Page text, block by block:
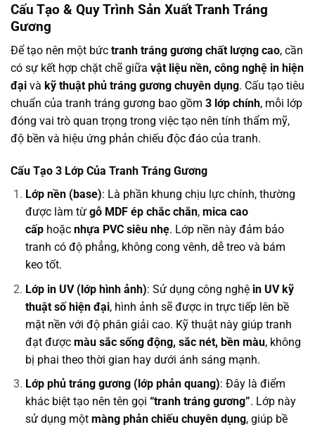
Cấu Tạo & Quy Trình Sản Xuất Tranh Tráng
Gương
Để tạo nên một bức tranh tráng gương chất lượng cao, cần
có sự kết hợp chặt chẽ giữa vật liệu nền, công nghệ in hiện
đại và kỹ thuật phủ tráng gương chuyên dụng. Cấu tạo tiêu
chuẩn của tranh tráng gương bao gồm 3 lớp chính, mỗi lớp
đóng vai trò quan trọng trong việc tạo nên tính thẩm mỹ,
độ bền và hiệu ứng phản chiếu độc đáo của tranh.
Cấu Tạo 3 Lớp Của Tranh Tráng Gương
Lớp nền (base): Là phần khung chịu lực chính, thường
được làm từ gỗ MDF ép chắc chắn, mica cao
cấphoặc nhựa PVC siêu nhẹ. Lớp nền này đảm bảo
tranh có độ phẳng, không cong vênh, dễ treo và bám
keo tốt.
Lớp in UV (lớp hình ảnh): Sử dụng công nghệ in UV kỹ
thuật số hiện đại, hình ảnh sẽ được in trực tiếp lên bề
mặt nền với độ phân giải cao. Kỹ thuật này giúp tranh
đạt được màu sắc sống động, sắc nét, bền màu, không
bị phai theo thời gian hay dưới ánh sáng mạnh.
Lớp phủ tráng gương (lớp phản quang): Đây là điểm
khác biệt tạo nên tên gọi “tranh tráng gương”. Lớp này
sử dụng một màng phản chiếu chuyên dụng, giúp bề